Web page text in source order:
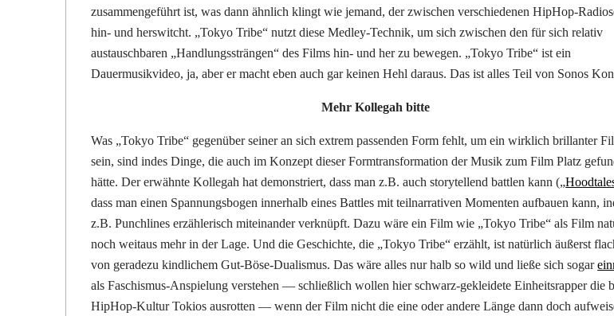
zusammengeführt ist, was dann ähnlich klingt wie jemand, der zwischen verschiedenen HipHop-
hin- und herswitcht. „Tokyo Tribe“ nutzt diese Medley-Technik, um sich zwischen den für sich relativ
austauschbaren „Handlungssträngen“ des Films hin- und her zu bewegen. „Tokyo Tribe“ ist ein
Dauermusikvideo, ja, aber er macht eben auch gar keinen Hehl daraus. Das ist alles Teil von Sonos
Mehr Kollegah bitte
Was „Tokyo Tribe“ gegenüber seiner an sich extrem passenden Form fehlt, um ein wirklich brillanter
sein, sind indes Dinge, die auch im Konzept dieser Formtransformation der Musik zum Film Platz
hätte. Der erwähnte Kollegah hat demonstriert, dass man z.B. auch storytellend battlen kann („
dass man einen Spannungsbogen innerhalb eines Battles mit teilnarrativen Momenten aufbauen kann,
z.B. Punchlines erzählerisch miteinander verknüpft. Dazu wäre ein Film wie „Tokyo Tribe“ als Film
noch weitaus mehr in der Lage. Und die Geschichte, die „Tokyo Tribe“ erzählt, ist natürlich äußerst
von geradezu kindlichem Gut-Böse-Dualismus. Das wäre alles nur halb so wild und ließe sich sogar
als Faschismus-Anspielung verstehen — schließlich wollen hier schwarz-gekleidete Einheitsrapper die
HipHop-Kultur Tokios ausrotten — wenn der Film nicht die eine oder andere Länge dann doch